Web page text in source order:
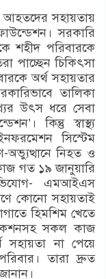
আহতদের সহায়তায়
সরকারি
শহীদ পরিবারকে
পাচ্ছেন চিকিৎসা
অর্থ সহায়তার
তালিকা
উৎস ধরে সেবা
কিন্তু স্বাস্থ্য
সিস্টেম
নিহত ও
গত ১৯ জানুয়ারি
এমআইএস
কোনো সহায়তাই
হিমশিম খেতে
সকল কাজ
সহায়তা না পেয়ে
তারা দ্রুত